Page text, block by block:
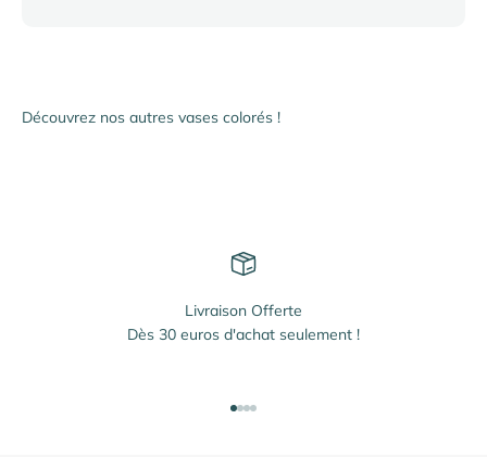
Livraison Offerte
Dès 30 euros d'achat seulement !